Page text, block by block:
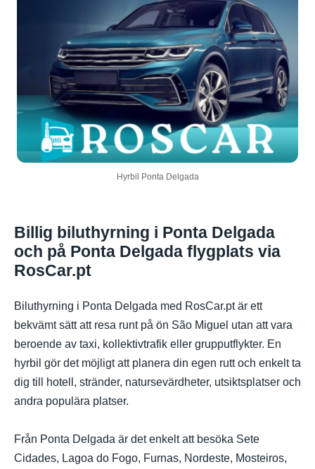
Hyrbil Ponta Delgada
Billig biluthyrning i Ponta Delgada
och på Ponta Delgada flygplats via
RosCar.pt
Biluthyrning i Ponta Delgada med RosCar.pt är ett
bekvämt sätt att resa runt på ön São Miguel utan att vara
beroende av taxi, kollektivtrafik eller grupputflykter. En
hyrbil gör det möjligt att planera din egen rutt och enkelt ta
dig till hotell, stränder, natursevärdheter, utsiktsplatser och
andra populära platser.
Från Ponta Delgada är det enkelt att besöka Sete
Cidades, Lagoa do Fogo, Furnas, Nordeste, Mosteiros,